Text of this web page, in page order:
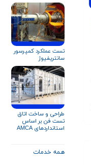
تست عملکرد کمپرسور
سانتریفیوژ
طراحی و ساخت اتاق
تست فن بر اساس
استانداردهای AMCA
همه خدمات